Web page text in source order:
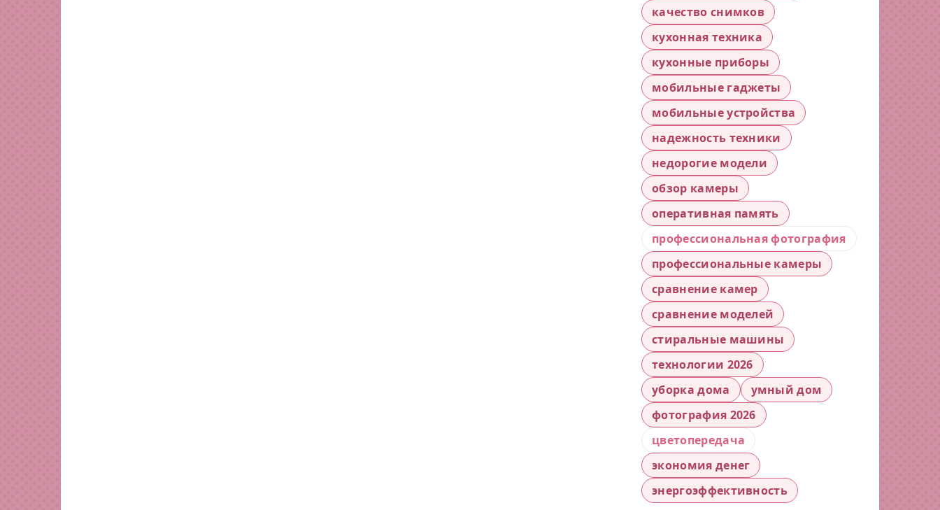
качество снимков
кухонная техника
кухонные приборы
мобильные гаджеты
мобильные устройства
надежность техники
недорогие модели
обзор камеры
оперативная память
профессиональная фотография
профессиональные камеры
сравнение камер
сравнение моделей
стиральные машины
технологии 2026
уборка дома
умный дом
фотография 2026
цветопередача
экономия денег
энергоэффективность